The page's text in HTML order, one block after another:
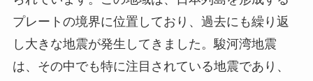
プレートの境界に位置しており、過去にも繰り返
し大きな地震が発生してきました。駿河湾地震
は、その中でも特に注目されている地震であり、